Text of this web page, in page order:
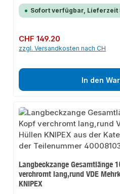
technische Eigenschaften:· Verpackung:
Tiefe: 275mm· Gewicht: 1430g· Breite:
Sofort verfügbar, Lieferzeit
Regulärer Preis:
CHF 149.20
zzgl. Versandkosten nach CH
In den
Langbeckzange Gesamtlänge
verchromt lang,rund VDE
KNIPEX